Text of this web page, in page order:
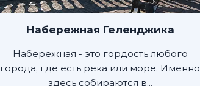
Набережная Геленджика
Набережная - это гордость любого
города, где есть река или море. Именно
здесь собираются в...